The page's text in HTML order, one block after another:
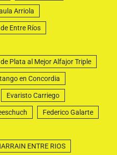
Arriola
Entre Ríos
Plata al Mejor Alfajor Triple
en Concordia
Evaristo Carriego
Federico Galarte
ENTRE RIOS